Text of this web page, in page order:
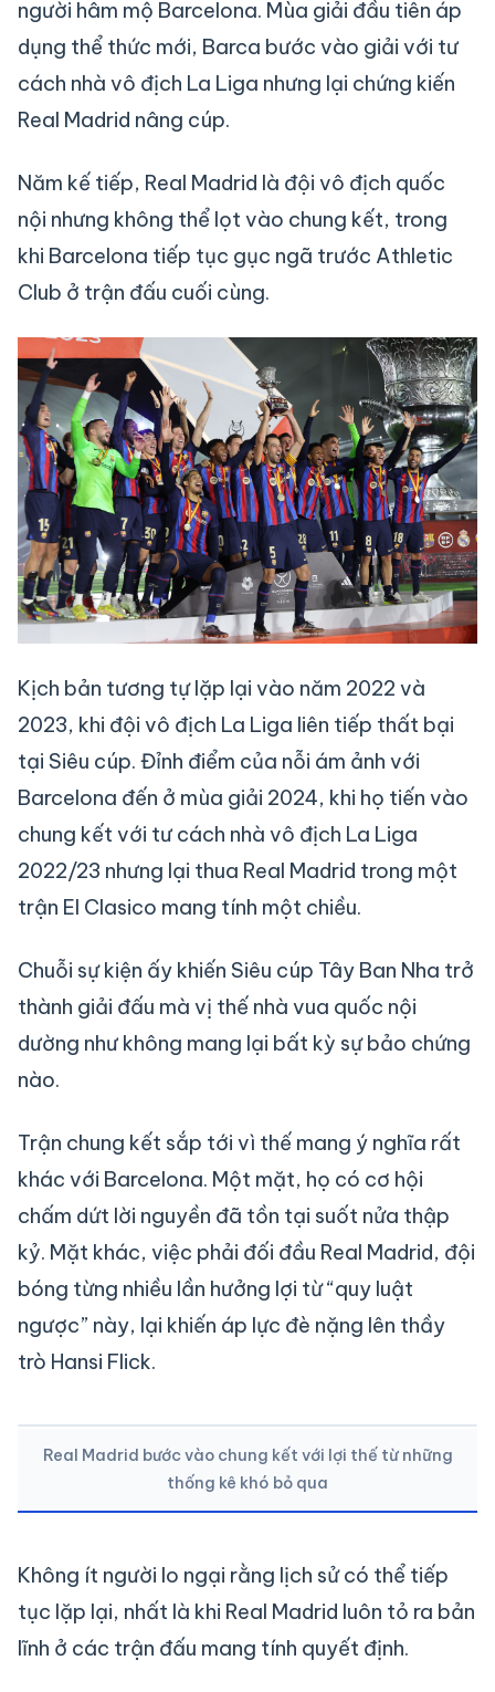
người hâm mộ Barcelona. Mùa giải đầu tiên áp
dụng thể thức mới, Barca bước vào giải với tư
cách nhà vô địch La Liga nhưng lại chứng kiến
Real Madrid nâng cúp.
Năm kế tiếp, Real Madrid là đội vô địch quốc
nội nhưng không thể lọt vào chung kết, trong
khi Barcelona tiếp tục gục ngã trước Athletic
Club ở trận đấu cuối cùng.
Kịch bản tương tự lặp lại vào năm 2022 và
2023, khi đội vô địch La Liga liên tiếp thất bại
tại Siêu cúp. Đỉnh điểm của nỗi ám ảnh với
Barcelona đến ở mùa giải 2024, khi họ tiến vào
chung kết với tư cách nhà vô địch La Liga
2022/23 nhưng lại thua Real Madrid trong một
trận El Clasico mang tính một chiều.
Chuỗi sự kiện ấy khiến Siêu cúp Tây Ban Nha trở
thành giải đấu mà vị thế nhà vua quốc nội
dường như không mang lại bất kỳ sự bảo chứng
nào.
Trận chung kết sắp tới vì thế mang ý nghĩa rất
khác với Barcelona. Một mặt, họ có cơ hội
chấm dứt lời nguyền đã tồn tại suốt nửa thập
kỷ. Mặt khác, việc phải đối đầu Real Madrid, đội
bóng từng nhiều lần hưởng lợi từ “quy luật
ngược” này, lại khiến áp lực đè nặng lên thầy
trò Hansi Flick.
Real Madrid bước vào chung kết với lợi thế từ những
thống kê khó bỏ qua
Không ít người lo ngại rằng lịch sử có thể tiếp
tục lặp lại, nhất là khi Real Madrid luôn tỏ ra bản
lĩnh ở các trận đấu mang tính quyết định.